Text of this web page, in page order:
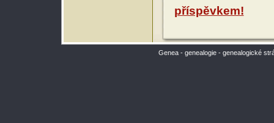
příspěvkem!
Genea - genealogie - genealogické